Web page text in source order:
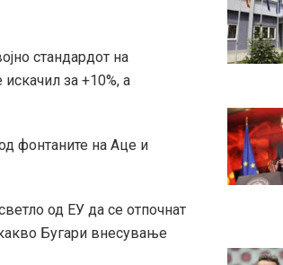
стандардот на
за +10%, а
фонтаните на Аце и
од ЕУ да се отпочнат
Бугари внесување